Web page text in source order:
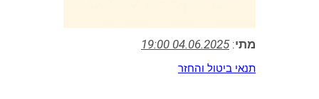
מתי:
04.06.2025 19:00
תנאי ביטול והחזר